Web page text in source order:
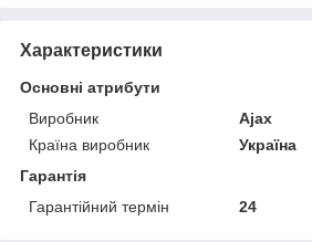
Характеристики
Основні атрибути
Виробник
Ajax
Країна виробник
Україна
Гарантія
Гарантійний термін
24